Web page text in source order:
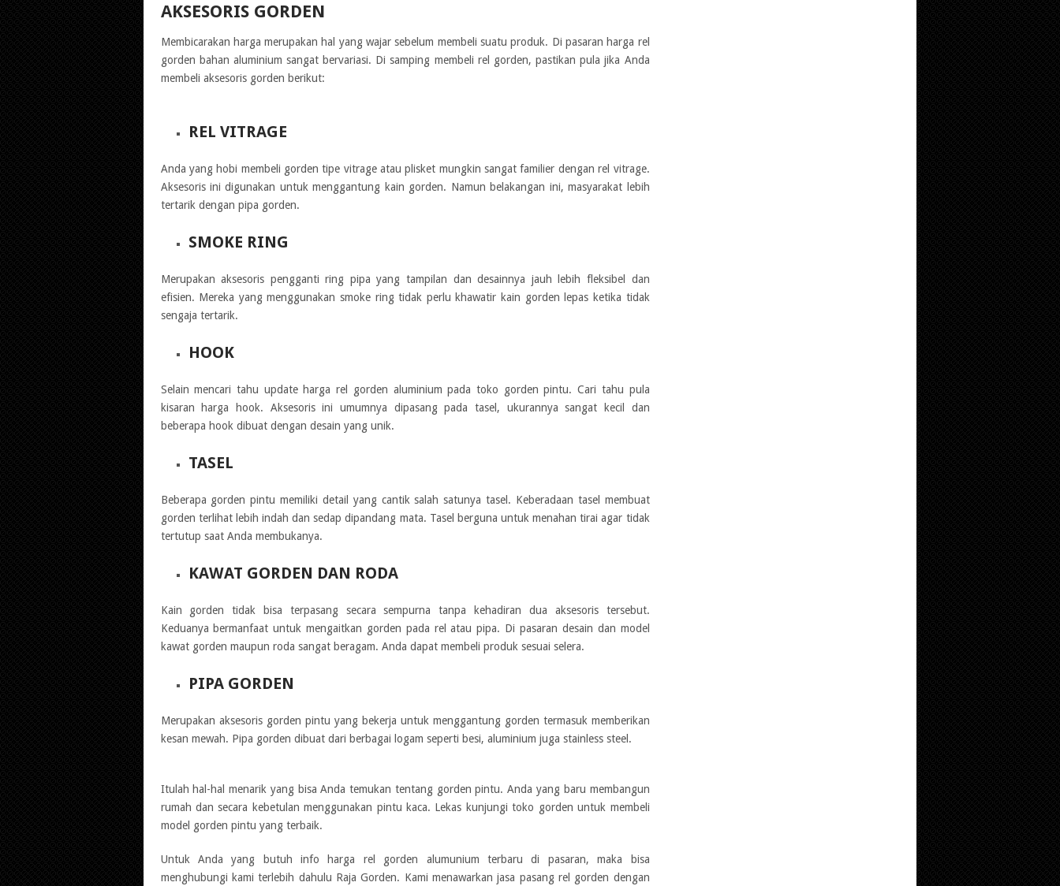
AKSESORIS GORDEN
Membicarakan harga merupakan hal yang wajar sebelum membeli suatu produk. Di pasaran harga rel
gorden bahan aluminium sangat bervariasi. Di samping membeli rel gorden, pastikan pula jika Anda
membeli aksesoris gorden berikut:
REL VITRAGE
Anda yang hobi membeli gorden tipe vitrage atau plisket mungkin sangat familier dengan rel vitrage.
Aksesoris ini digunakan untuk menggantung kain gorden. Namun belakangan ini, masyarakat lebih
tertarik dengan pipa gorden.
SMOKE RING
Merupakan aksesoris pengganti ring pipa yang tampilan dan desainnya jauh lebih fleksibel dan
efisien. Mereka yang menggunakan smoke ring tidak perlu khawatir kain gorden lepas ketika tidak
sengaja tertarik.
HOOK
Selain mencari tahu update harga rel gorden aluminium pada toko gorden pintu. Cari tahu pula
kisaran harga hook. Aksesoris ini umumnya dipasang pada tasel, ukurannya sangat kecil dan
beberapa hook dibuat dengan desain yang unik.
TASEL
Beberapa gorden pintu memiliki detail yang cantik salah satunya tasel. Keberadaan tasel membuat
gorden terlihat lebih indah dan sedap dipandang mata. Tasel berguna untuk menahan tirai agar tidak
tertutup saat Anda membukanya.
KAWAT GORDEN DAN RODA
Kain gorden tidak bisa terpasang secara sempurna tanpa kehadiran dua aksesoris tersebut.
Keduanya bermanfaat untuk mengaitkan gorden pada rel atau pipa. Di pasaran desain dan model
kawat gorden maupun roda sangat beragam. Anda dapat membeli produk sesuai selera.
PIPA GORDEN
Merupakan aksesoris gorden pintu yang bekerja untuk menggantung gorden termasuk memberikan
kesan mewah. Pipa gorden dibuat dari berbagai logam seperti besi, aluminium juga stainless steel.
Itulah hal-hal menarik yang bisa Anda temukan tentang gorden pintu. Anda yang baru membangun
rumah dan secara kebetulan menggunakan pintu kaca. Lekas kunjungi toko gorden untuk membeli
model gorden pintu yang terbaik.
Untuk Anda yang butuh info harga rel gorden alumunium terbaru di pasaran, maka bisa
menghubungi kami terlebih dahulu Raja Gorden. Kami menawarkan jasa pasang rel gorden dengan